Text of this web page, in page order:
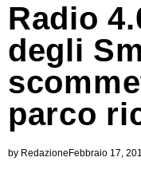
Radio
degli
parco
by Redazione Febbraio 17,